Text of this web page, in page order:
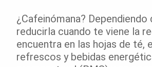
¿Cafeinómana?
reducirla cuando te viene la
encuentra en las hojas de té,
refrescos y bebidas